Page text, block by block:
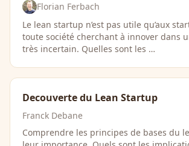
Florian Ferbach
Le lean startup n’est pas utile qu’aux
toute société cherchant à innover dans
très incertain. Quelles sont les …
Decouverte du Lean Startup
Franck Debane
Comprendre les principes de bases du